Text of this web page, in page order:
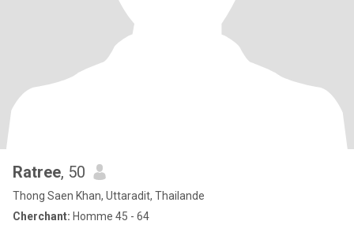
Ratree, 50
Thong Saen Khan, Uttaradit, Thailande
Cherchant: Homme 45 - 64